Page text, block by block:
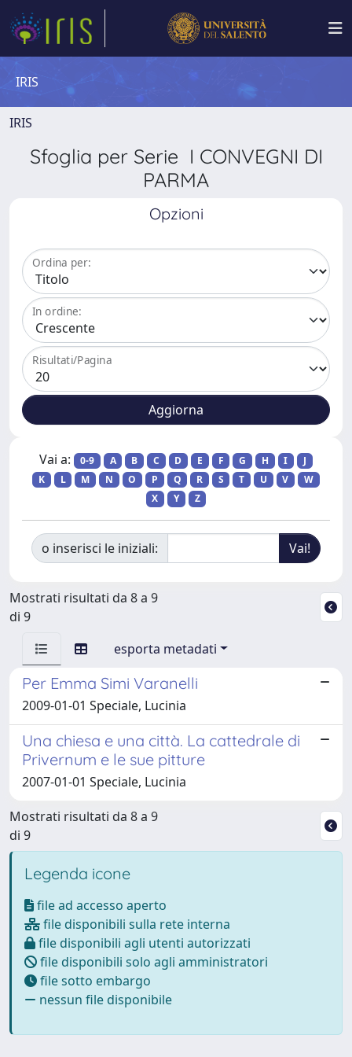
IRIS
IRIS
Sfoglia per Serie I CONVEGNI DI
PARMA
Opzioni
Ordina per:
In ordine:
Risultati/Pagina
Vai a: 0-9 A B C D E F G H I
J
K
L M N O P Q R S T U V
W
X
Y Z
o inserisci le iniziali:
Mostrati risultati da 8 a 9
di 9
esporta metadati
Per Emma Simi Varanelli
2009-01-01 Speciale, Lucinia
Una chiesa e una città. La cattedrale di
Privernum e le sue pitture
2007-01-01 Speciale, Lucinia
Mostrati risultati da 8 a 9
di 9
Legenda icone
file ad accesso aperto
file disponibili sulla rete interna
file disponibili agli utenti autorizzati
file disponibili solo agli amministratori
file sotto embargo
nessun file disponibile